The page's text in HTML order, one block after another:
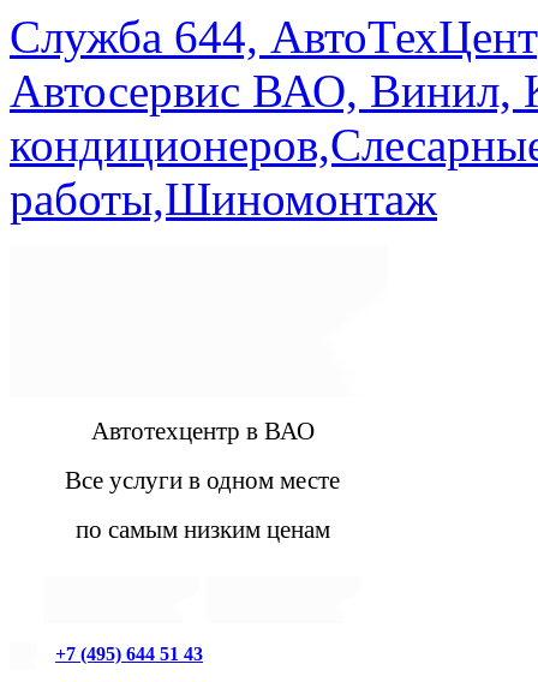
Служба 644,
Автосервис ВАО, Винил,
работы,Шиномонтаж
Автотехцентр в ВАО
Все услуги в одном месте
по самым низким ценам
+7 (495) 644 51 43